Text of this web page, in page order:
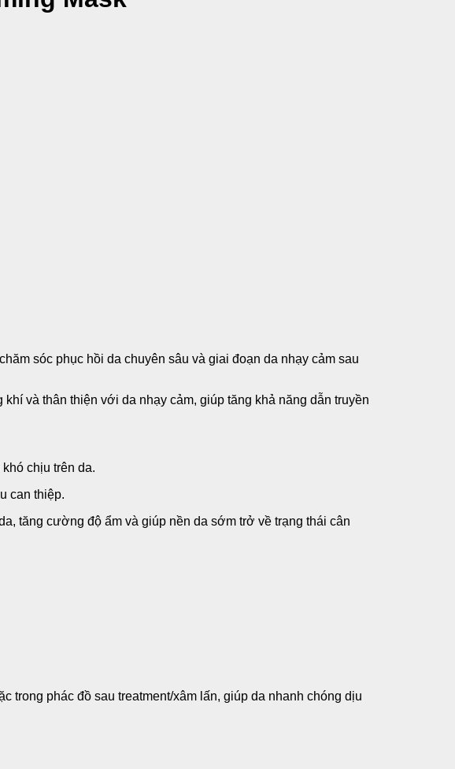
sóc phục hồi da chuyên sâu và giai đoạn da nhạy cảm sau
và thân thiện với da nhạy cảm, giúp tăng khả năng dẫn truyền
chịu trên da.
can thiệp.
tăng cường độ ẩm và giúp nền da sớm trở về trạng thái cân
phác đồ sau treatment/xâm lấn, giúp da nhanh chóng dịu